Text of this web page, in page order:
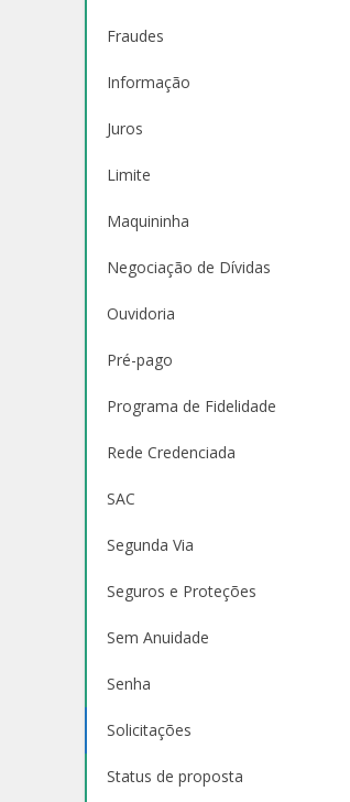
Fraudes
Informação
Juros
Limite
Maquininha
Negociação de Dívidas
Ouvidoria
Pré-pago
Programa de Fidelidade
Rede Credenciada
SAC
Segunda Via
Seguros e Proteções
Sem Anuidade
Senha
Solicitações
Status de proposta